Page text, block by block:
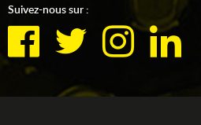
Suivez-nous sur :